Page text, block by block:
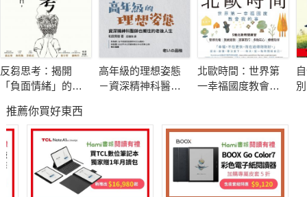
到正式的關注。我們雖然平均壽命增加了，但卻未必能「健康的
老」。許多「不健康」的種子，也早在年輕、青壯年時，就跟著
壓力一起被種下了。我們甚至可以說，壓力是讓許多疾病快速惡
化的重要原因。
理師--蘇益賢將他執業至今近兩百場的壓力講座，加上許多學員
互動、討論、激盪的心得，去蕪存菁後整理而成。他將全書分為
「好壓力vs.壞壓力：壓力和你想的不一樣」、「意想不到，原來
壓力從這裡來」、「心理師不藏私的紓壓撇步」、「你知道
『你』就是自己最大的壓力來源嗎?」四部分，從了解好壓力與
反芻思考：揭開
「負面情緒」的真
境的勇氣
高年級的理想姿態
－資深精神科醫師
北歐時間：世界第
一幸福國度教會我
推薦你買好東西